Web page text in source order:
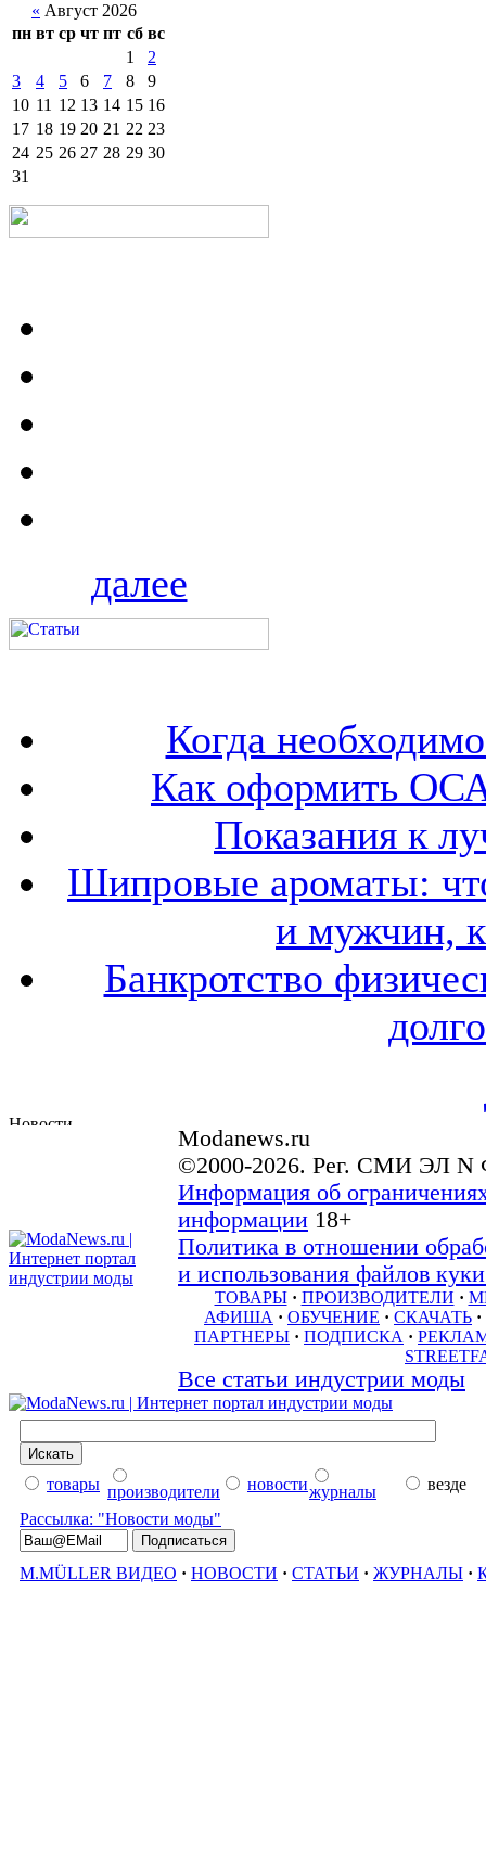
« Август 2026
пн вт ср чт пт сб вс
1
2
3
4 5 6 7 8
9
10 11 12 13 14 15 16
17 18 19 20 21 22 23
24 25 26 27 28 29 30
31
далее
Когда
Как оформить
Показания к
Шипровые ароматы:
и мужчин,
Банкротство
Modanews.ru
©2000-2026. Рег. СМИ ЭЛ N
Информация об
информации 18+
Политика в отношении
и использования файлов
ТОВАРЫ · ПРОИЗВОДИТЕЛИ ·
АФИША · ОБУЧЕНИЕ · СКАЧАТЬ ·
ПАРТНЕРЫ · ПОДПИСКА ·
Все статьи индустрии моды
товары производители новостижурналы
везде
Рассылка: "Новости моды"
M.MÜLLER ВИДЕО · НОВОСТИ · СТАТЬИ · ЖУРНАЛЫ ·